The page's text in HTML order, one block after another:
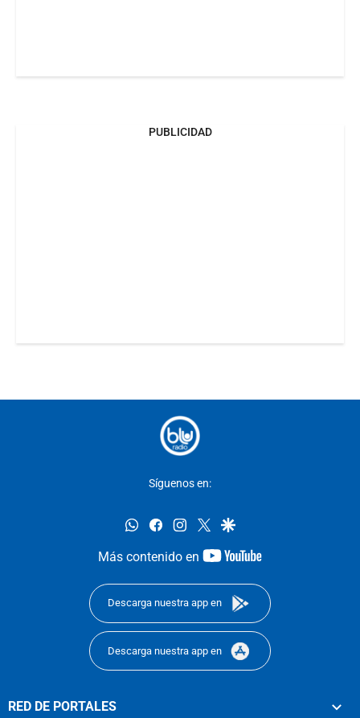
PUBLICIDAD
Síguenos en:
whatsappfacebookinstagram
twittergoogle
Más contenido en
youtube-
Descarga nuestra app en
Descarga nuestra app en
RED DE PORTALES